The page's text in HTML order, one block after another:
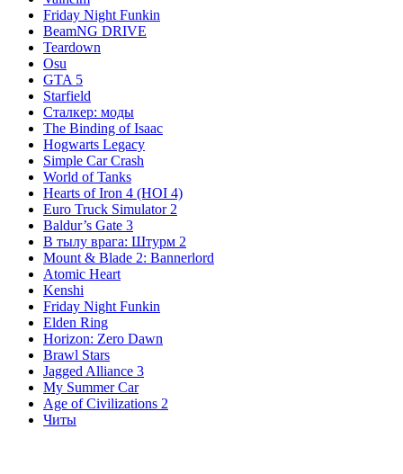
Friday Night Funkin
BeamNG DRIVE
Teardown
Osu
GTA 5
Starfield
Сталкер: моды
The Binding of Isaac
Hogwarts Legacy
Simple Car Crash
World of Tanks
Hearts of Iron 4 (HOI 4)
Euro Truck Simulator 2
Baldur’s Gate 3
В тылу врага: Штурм 2
Mount & Blade 2: Bannerlord
Atomic Heart
Kenshi
Friday Night Funkin
Elden Ring
Horizon: Zero Dawn
Brawl Stars
Jagged Alliance 3
My Summer Car
Age of Civilizations 2
Читы